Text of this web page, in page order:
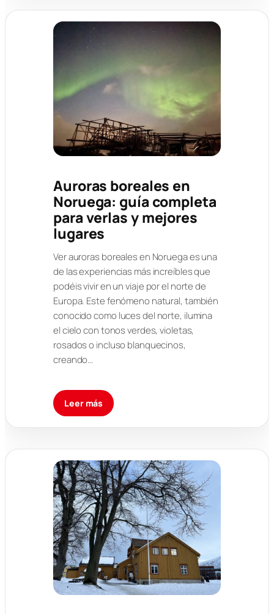
Auroras boreales en
Noruega: guía completa
para verlas y mejores
lugares
Ver auroras boreales en Noruega es una
de las experiencias más increíbles que
podéis vivir en un viaje por el norte de
Europa. Este fenómeno natural, también
conocido como luces del norte, ilumina
el cielo con tonos verdes, violetas,
rosados o incluso blanquecinos,
creando…
Leer más